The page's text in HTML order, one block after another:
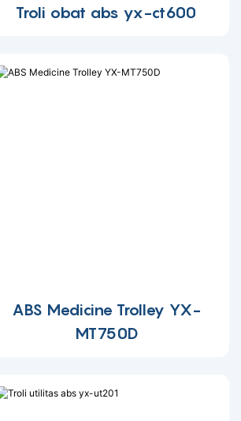
Troli obat abs yx-ct600
ABS Medicine Trolley YX-
MT750D